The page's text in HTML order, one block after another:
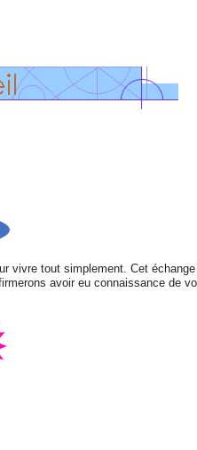
tout simplement. Cet
avoir eu connaissance de